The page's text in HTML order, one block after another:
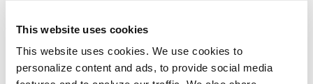
This website uses cookies
This website uses cookies. We use cookies to
personalize content and ads, to provide social media
لحاف/بطانية تي شيرت